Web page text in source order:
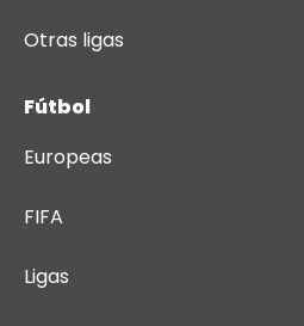
Otras ligas
Fútbol
Europeas
FIFA
Ligas